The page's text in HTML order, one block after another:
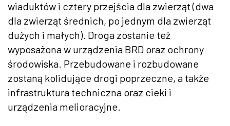
wiaduktów i cztery przejścia dla zwierząt (dwa
dla zwierząt średnich, po jednym dla zwierząt
dużych i małych). Droga zostanie też
wyposażona w urządzenia BRD oraz ochrony
środowiska. Przebudowane i rozbudowane
zostaną kolidujące drogi poprzeczne, a także
infrastruktura techniczna oraz cieki i
urządzenia melioracyjne.